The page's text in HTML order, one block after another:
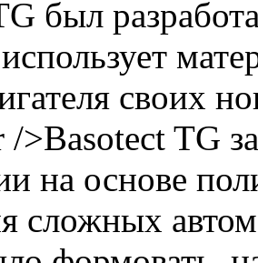
был
своих
/>Basotect TG
на основе
сложных